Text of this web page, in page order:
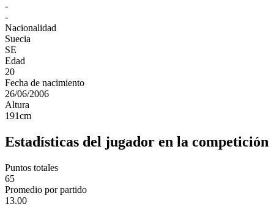
-
-
Nacionalidad
Suecia
SE
Edad
20
Fecha de nacimiento
26/06/2006
Altura
191cm
Estadísticas del jugador en la competición
Puntos totales
65
Promedio por partido
13.00